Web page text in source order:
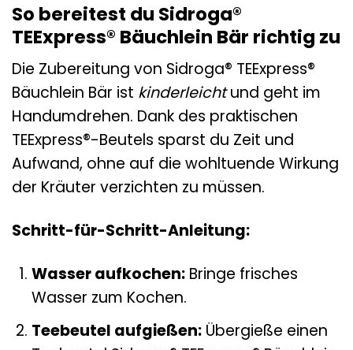
So bereitest du Sidroga®
TEExpress® Bäuchlein Bär richtig zu
Die Zubereitung von Sidroga® TEExpress®
Bäuchlein Bär ist kinderleichtund geht im
Handumdrehen. Dank des praktischen
TEExpress®-Beutels sparst du Zeit und
Aufwand, ohne auf die wohltuende Wirkung
der Kräuter verzichten zu müssen.
Schritt-für-Schritt-Anleitung:
Wasser aufkochen:Bringe frisches
Wasser zum Kochen.
Teebeutel aufgießen:Übergieße einen